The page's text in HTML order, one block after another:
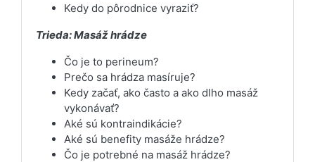
Kedy do pôrodnice vyraziť?
Trieda: Masáž hrádze
Čo je to perineum?
Prečo sa hrádza masíruje?
Kedy začať, ako často a ako dlho masáž
vykonávať?
Aké sú kontraindikácie?
Aké sú benefity masáže hrádze?
Čo je potrebné na masáž hrádze?